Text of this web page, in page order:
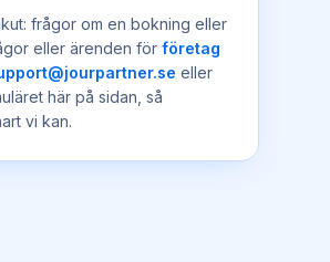
frågor om en bokning eller
eller ärenden för företag
eller
här på sidan, så
vi kan.